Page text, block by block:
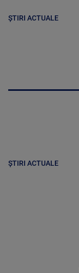
ȘTIRI ACTUALE
ȘTIRI ACTUALE